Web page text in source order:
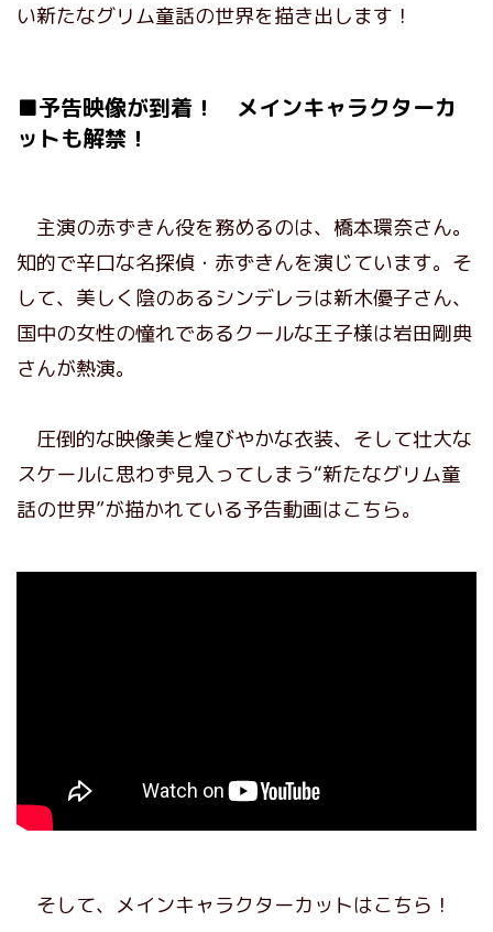
い新たなグリム童話の世界を描き出します！
■予告映像が到着！ メインキャラクターカ
ットも解禁！
主演の赤ずきん役を務めるのは、橋本環奈さん。
知的で辛口な名探偵・赤ずきんを演じています。そ
して、美しく陰のあるシンデレラは新木優子さん、
国中の女性の憧れであるクールな王子様は岩田剛典
さんが熱演。
圧倒的な映像美と煌びやかな衣装、そして壮大な
スケールに思わず見入ってしまう“新たなグリム童
話の世界”が描かれている予告動画はこちら。
そして、メインキャラクターカットはこちら！